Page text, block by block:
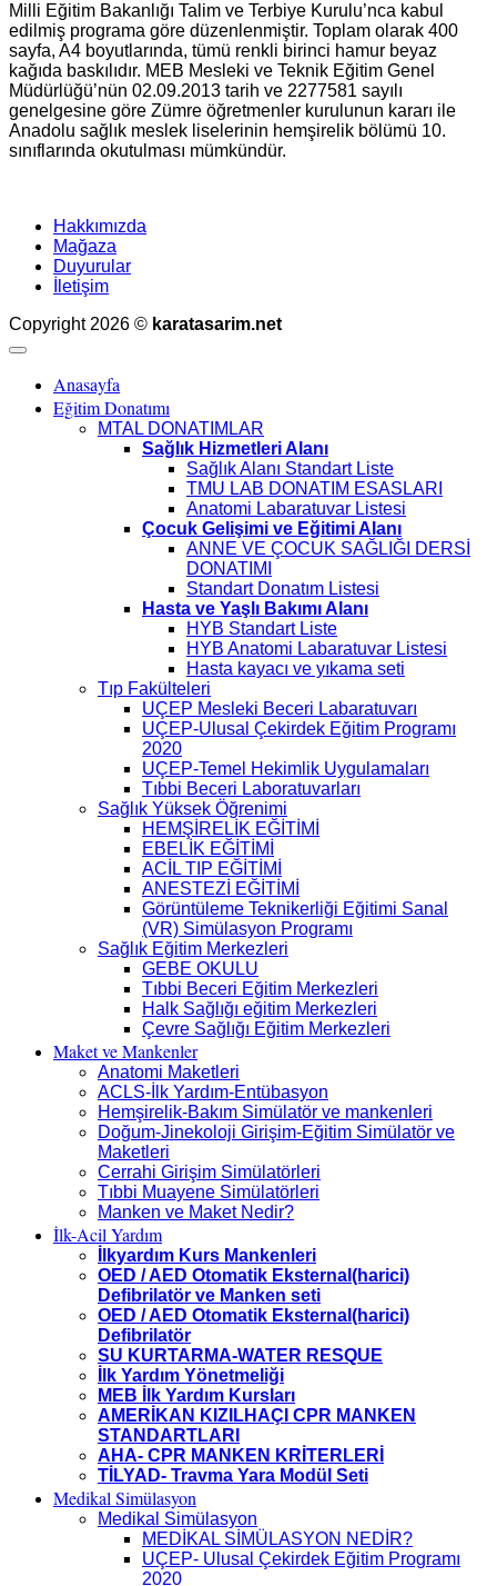
Milli Eğitim Bakanlığı Talim ve Terbiye Kurulu’nca kabul
edilmiş programa göre düzenlenmiştir. Toplam olarak 400
sayfa, A4 boyutlarında, tümü renkli birinci hamur beyaz
kağıda baskılıdır. MEB Mesleki ve Teknik Eğitim Genel
Müdürlüğü’nün 02.09.2013 tarih ve 2277581 sayılı
genelgesine göre Zümre öğretmenler kurulunun kararı ile
Anadolu sağlık meslek liselerinin hemşirelik bölümü 10.
sınıflarında okutulması mümkündür.
Hakkımızda
Mağaza
Duyurular
İletişim
Copyright 2026 © karatasarim.net
Anasayfa
Eğitim Donatımı
MTAL DONATIMLAR
Sağlık Hizmetleri Alanı
Sağlık Alanı Standart Liste
TMU LAB DONATIM ESASLARI
Anatomi Labaratuvar Listesi
Çocuk Gelişimi ve Eğitimi Alanı
ANNE VE ÇOCUK SAĞLIĞI DERSİ
DONATIMI
Standart Donatım Listesi
Hasta ve Yaşlı Bakımı Alanı
HYB Standart Liste
HYB Anatomi Labaratuvar Listesi
Hasta kayacı ve yıkama seti
Tıp Fakülteleri
UÇEP Mesleki Beceri Labaratuvarı
UÇEP-Ulusal Çekirdek Eğitim Programı
2020
UÇEP-Temel Hekimlik Uygulamaları
Tıbbi Beceri Laboratuvarları
Sağlık Yüksek Öğrenimi
HEMŞİRELİK EĞİTİMİ
EBELİK EĞİTİMİ
ACİL TIP EĞİTİMİ
ANESTEZİ EĞİTİMİ
Görüntüleme Teknikerliği Eğitimi Sanal
(VR) Simülasyon Programı
Sağlık Eğitim Merkezleri
GEBE OKULU
Tıbbi Beceri Eğitim Merkezleri
Halk Sağlığı eğitim Merkezleri
Çevre Sağlığı Eğitim Merkezleri
Maket ve Mankenler
Anatomi Maketleri
ACLS-İlk Yardım-Entübasyon
Hemşirelik-Bakım Simülatör ve mankenleri
Doğum-Jinekoloji Girişim-Eğitim Simülatör ve
Maketleri
Cerrahi Girişim Simülatörleri
Tıbbi Muayene Simülatörleri
Manken ve Maket Nedir?
İlk-Acil Yardım
İlkyardım Kurs Mankenleri
OED / AED Otomatik Eksternal(harici)
Defibrilatör ve Manken seti
OED / AED Otomatik Eksternal(harici)
Defibrilatör
SU KURTARMA-WATER RESQUE
İlk Yardım Yönetmeliği
MEB İlk Yardım Kursları
AMERİKAN KIZILHAÇI CPR MANKEN
STANDARTLARI
AHA- CPR MANKEN KRİTERLERİ
TİLYAD- Travma Yara Modül Seti
Medikal Simülasyon
Medikal Simülasyon
MEDİKAL SİMÜLASYON NEDİR?
UÇEP- Ulusal Çekirdek Eğitim Programı
2020